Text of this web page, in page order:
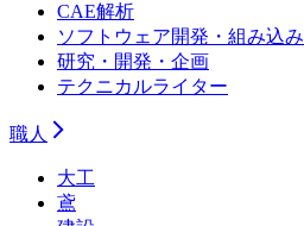
CAE解析
ソフトウェア開発・組み込み
研究・開発・企画
テクニカルライター
職人
大工
鳶